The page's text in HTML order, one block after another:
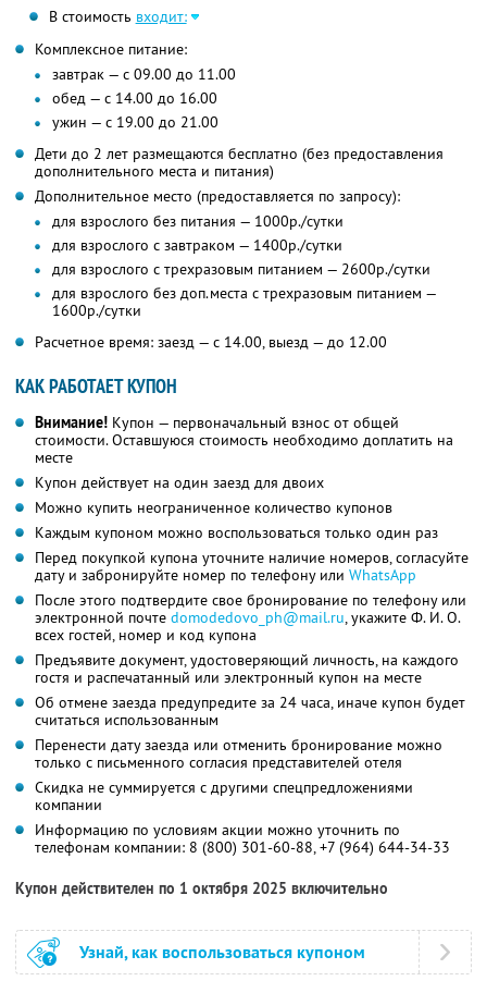
В стоимость входит:
Комплексное питание:
завтрак — с 09.00 до 11.00
обед — с 14.00 до 16.00
ужин — с 19.00 до 21.00
Дети до 2 лет размещаются бесплатно (без предоставления
дополнительного места и питания)
Дополнительное место (предоставляется по запросу):
для взрослого без питания — 1000р./сутки
для взрослого с завтраком — 1400р./сутки
для взрослого с трехразовым питанием — 2600р./сутки
для взрослого без доп.места с трехразовым питанием —
1600р./сутки
Расчетное время: заезд — с 14.00, выезд — до 12.00
КАК РАБОТАЕТ КУПОН
Внимание! Купон — первоначальный взнос от общей
стоимости. Оставшуюся стоимость необходимо доплатить на
месте
Купон действует на один заезд для двоих
Можно купить неограниченное количество купонов
Каждым купоном можно воспользоваться только один раз
Перед покупкой купона уточните наличие номеров, согласуйте
дату и забронируйте номер по телефону или WhatsApp
После этого подтвердите свое бронирование по телефону или
электронной почте domodedovo_ph@mail.ru,укажите Ф. И. О.
всех гостей, номер и код купона
Предъявите документ, удостоверяющий личность, на каждого
гостя и распечатанный или электронный купон на месте
Об отмене заезда предупредите за 24 часа, иначе купон будет
считаться использованным
Перенести дату заезда или отменить бронирование можно
только с письменного согласия представителей отеля
Скидка не суммируется с другими спецпредложениями
компании
Информацию по условиям акции можно уточнить по
телефонам компании: 8 (800) 301-60-88, +7 (964) 644-34-33
Купон действителен по 1 октября 2025 включительно
Узнай, как воспользоваться купоном